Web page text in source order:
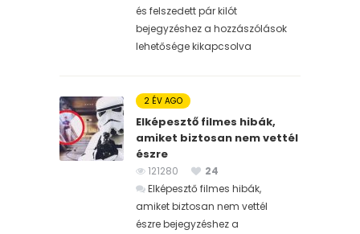
és felszedett pár kilót
bejegyzéshez a hozzászólások
lehetősége kikapcsolva
2 ÉV AGO
Elképesztő filmes hibák,
amiket biztosan nem vettél
észre
121280
24
Elképesztő filmes hibák,
amiket biztosan nem vettél
észre bejegyzéshez a